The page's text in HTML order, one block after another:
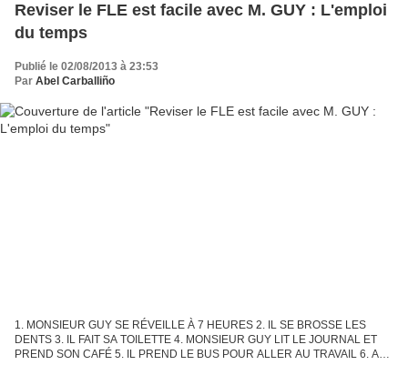
Reviser le FLE est facile avec M. GUY : L'emploi
du temps
Publié le 02/08/2013 à 23:53
Par Abel Carballiño
1. MONSIEUR GUY SE RÉVEILLE À 7 HEURES 2. IL SE BROSSE LES
DENTS 3. IL FAIT SA TOILETTE 4. MONSIEUR GUY LIT LE JOURNAL ET
PREND SON CAFÉ 5. IL PREND LE BUS POUR ALLER AU TRAVAIL 6. AU